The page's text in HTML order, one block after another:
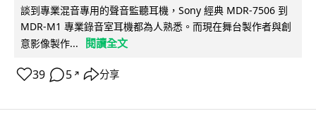
談到專業混音專用的聲音監聽耳機，Sony 經典 MDR-7506 到
MDR-M1 專業錄音室耳機都為人熟悉。而現在舞台製作者與創
意影像製作...
閱讀全文
39 5 ↗ 分享